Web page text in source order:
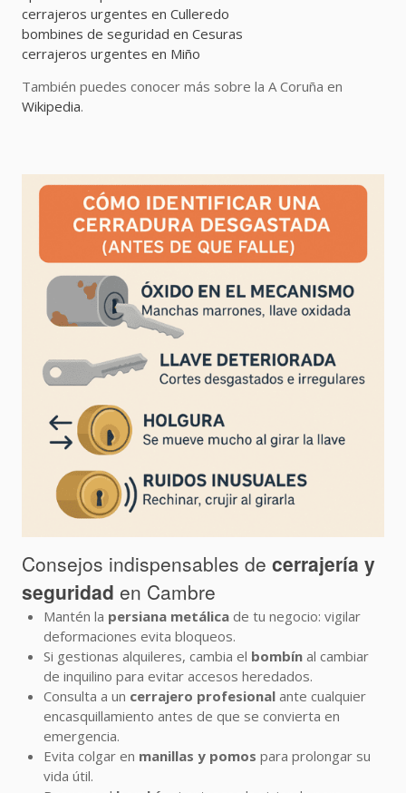
cerrajeros urgentes en Culleredo
bombines de seguridad en Cesuras
cerrajeros urgentes en Miño
También puedes conocer más sobre la A Coruña en
Wikipedia.
Consejos indispensables de cerrajería y
seguridad en Cambre
Mantén la persiana metálica de tu negocio: vigilar
deformaciones evita bloqueos.
Si gestionas alquileres, cambia el bombín al cambiar
de inquilino para evitar accesos heredados.
Consulta a un cerrajero profesional ante cualquier
encasquillamiento antes de que se convierta en
emergencia.
Evita colgar en manillas y pomos para prolongar su
vida útil.